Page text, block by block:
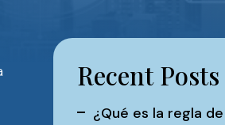
Recent Posts
¿Qué es la regla